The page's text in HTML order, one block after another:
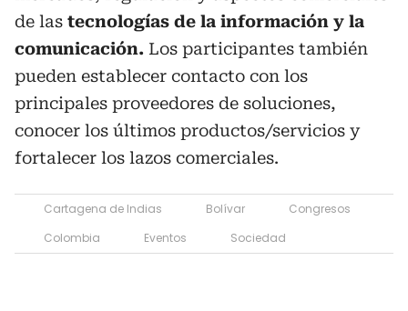
de las tecnologías de la información y la
comunicación. Los participantes también
pueden establecer contacto con los
principales proveedores de soluciones,
conocer los últimos productos/servicios y
fortalecer los lazos comerciales.
Cartagena de Indias Bolívar
Congresos
Colombia
Eventos Sociedad